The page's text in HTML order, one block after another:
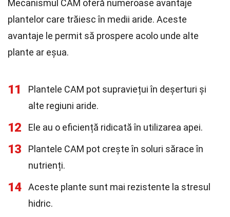
Mecanismul CAM oferă numeroase avantaje
plantelor care trăiesc în medii aride. Aceste
avantaje le permit să prospere acolo unde alte
plante ar eșua.
11
Plantele CAM pot supraviețui în deșerturi și
alte regiuni aride.
12 Ele au o eficiență ridicată în utilizarea apei.
13
Plantele CAM pot crește în soluri sărace în
nutrienți.
14
Aceste plante sunt mai rezistente la stresul
hidric.